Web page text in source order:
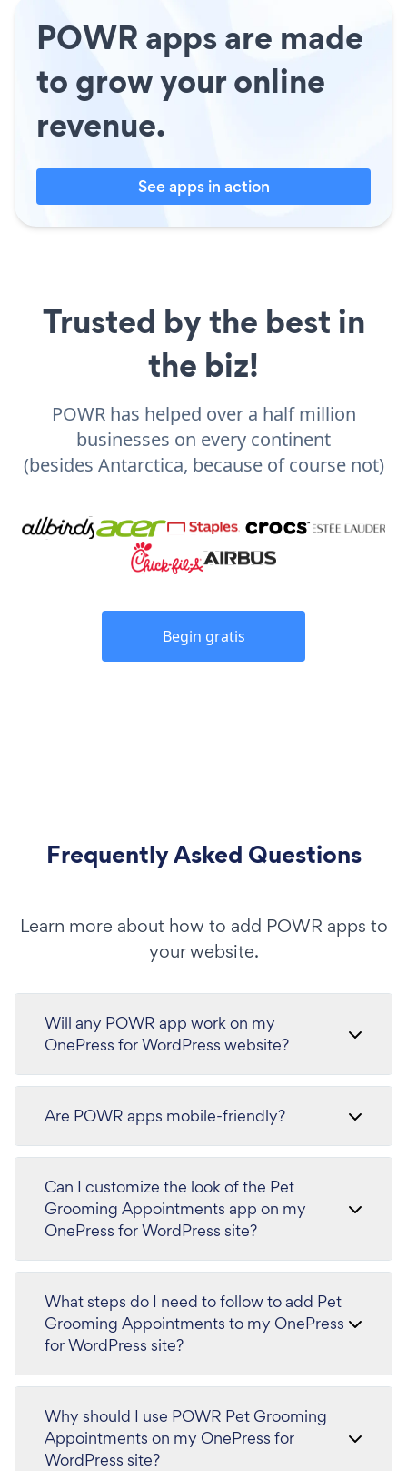
POWR apps are made
to grow your online
revenue.
See apps in action
Trusted by the best in
the biz!
POWR has helped over a half million
businesses on every continent
(besides Antarctica, because of course not)
Begin gratis
Frequently Asked Questions
Learn more about how to add POWR apps to
your website.
Will any POWR app work on my
OnePress for WordPress website?
Are POWR apps mobile-friendly?
Can I customize the look of the Pet
Grooming Appointments app on my
OnePress for WordPress site?
What steps do I need to follow to add Pet
Grooming Appointments to my OnePress
for WordPress site?
Why should I use POWR Pet Grooming
Appointments on my OnePress for
WordPress site?